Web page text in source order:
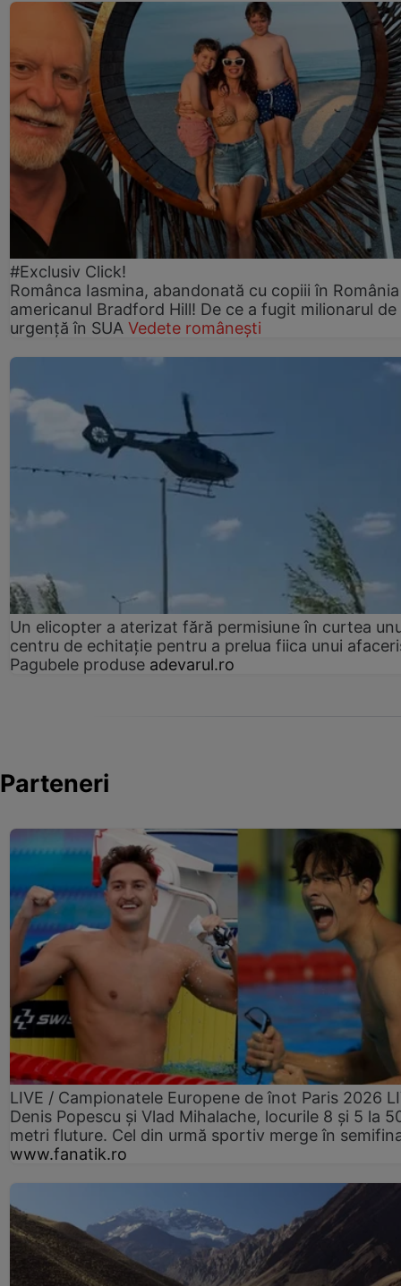
#Exclusiv Click!
Românca Iasmina, abandonată cu copiii în
americanul Bradford Hill! De ce a fugit milionarul de
urgență în SUA Vedete românești
Un elicopter a aterizat fără permisiune în curtea
centru de echitație pentru a prelua fiica unui
Pagubele produse adevarul.ro
Parteneri
LIVE / Campionatele Europene de înot Paris 2026
Denis Popescu și Vlad Mihalache, locurile 8 și 5 la
metri fluture. Cel din urmă sportiv merge în
www.fanatik.ro